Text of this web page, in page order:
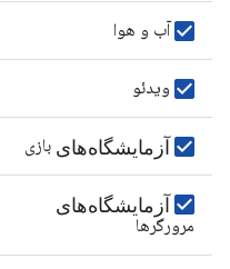
آب و هوا
ویدئو
آزمایشگاه‌های بازی
آزمایشگاه‌های
مرورگرها